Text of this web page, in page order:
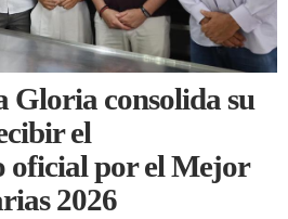
Gloria consolida su
el
oficial por el Mejor
2026